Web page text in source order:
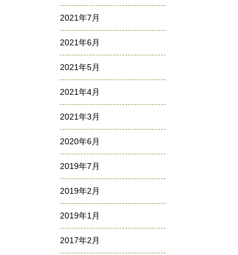
2021年7月
2021年6月
2021年5月
2021年4月
2021年3月
2020年6月
2019年7月
2019年2月
2019年1月
2017年2月